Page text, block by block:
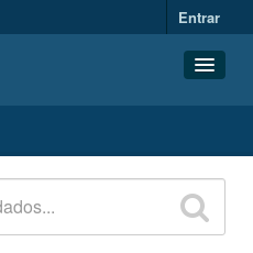
Entrar